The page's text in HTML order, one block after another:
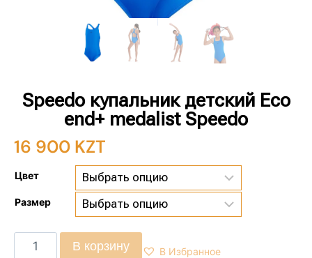
Speedo купальник детский Eco
end+ medalist Speedo
16 900 KZT
Цвет
Размер
В корзину В Избранное